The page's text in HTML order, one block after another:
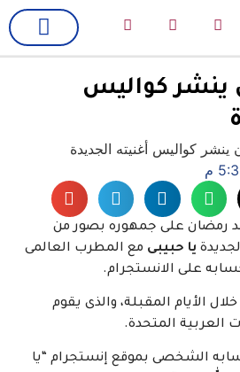
كواليس
م
رمضان على جمهوره بصور من
يا حبيبى مع المطرب العالمى
على الانستجرام.
الأيام المقبلة، والذى يقوم
العربية المتحدة.
الشخصى بموقع إنستجرام “يا